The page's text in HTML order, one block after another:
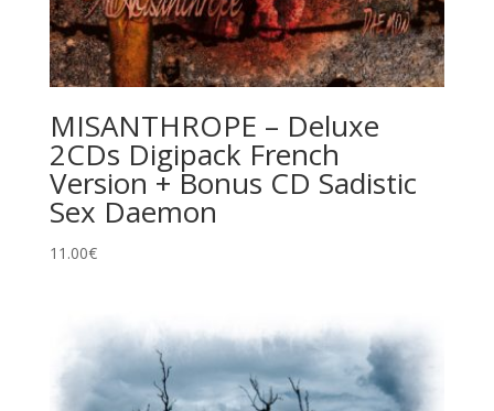
MISANTHROPE – Deluxe
2CDs Digipack French
Version + Bonus CD Sadistic
Sex Daemon
11.00€